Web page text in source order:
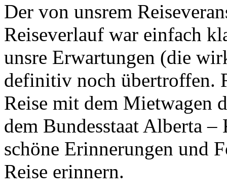
Der von unsrem
Reiseverlauf war einfach
unsre Erwartungen (die
definitiv noch übertroffen.
Reise mit dem Mietwagen
dem Bundesstaat Alberta
schöne Erinnerungen und
Reise erinnern.